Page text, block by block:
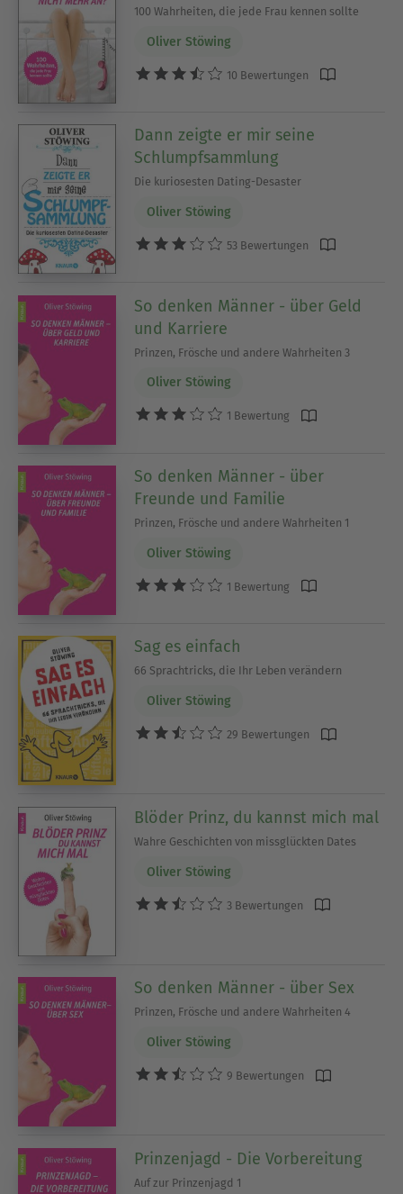
100 Wahrheiten, die jede Frau kennen sollte
Oliver Stöwing
10 Bewertungen
Dann zeigte er mir seine
Schlumpfsammlung
Die kuriosesten Dating-Desaster
Oliver Stöwing
53 Bewertungen
So denken Männer - über Geld
und Karriere
Prinzen, Frösche und andere Wahrheiten 3
Oliver Stöwing
1 Bewertung
So denken Männer - über
Freunde und Familie
Prinzen, Frösche und andere Wahrheiten 1
Oliver Stöwing
1 Bewertung
Sag es einfach
66 Sprachtricks, die Ihr Leben verändern
Oliver Stöwing
29 Bewertungen
Blöder Prinz, du kannst mich mal
Wahre Geschichten von missglückten Dates
Oliver Stöwing
3 Bewertungen
So denken Männer - über Sex
Prinzen, Frösche und andere Wahrheiten 4
Oliver Stöwing
9 Bewertungen
Prinzenjagd - Die Vorbereitung
Auf zur Prinzenjagd 1